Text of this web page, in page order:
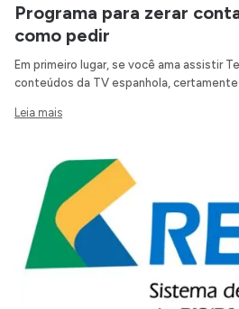
Programa para zerar
como pedir
Em primeiro lugar, se você ama assistir
conteúdos da TV espanhola,
Leia mais